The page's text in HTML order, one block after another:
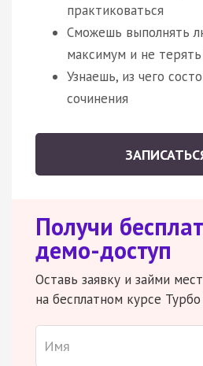
практиковаться
Сможешь выполнять
максимум и не
Узнаешь, из чего
сочинения
Получи
демо-доступ
Оставь заявку и займи
на бесплатном курсе